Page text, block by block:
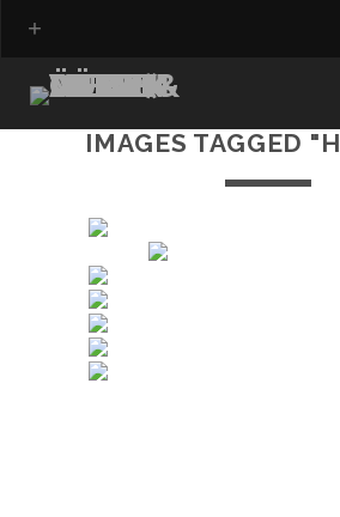
IMAGES TAGGED